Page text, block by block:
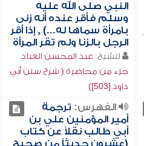
النبي صلى الله عليه
وسلم فأقر عنده أنه زنى
بامرأة سماها له...) , إذا أقر
الرجل بالزنا ولم تقر المرأة
للشيخ: عبد المحسن العباد
جزء من محاضرة ( شرح سنن أبي
داود [503])
الفهرس: ترجمة
أمير المؤمنين علي بن
أبي طالب نقلاً عن كتاب
(عشرون حديثاً من صحيح